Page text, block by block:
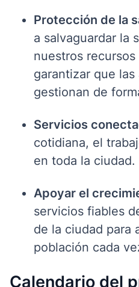
Protección de la
a salvaguardar la
nuestros
garantizar que
gestionan de
Servicios
cotidiana, el
en toda la ciudad.
Apoyar el
servicios fiables
de la ciudad para
población cada
Calendario del